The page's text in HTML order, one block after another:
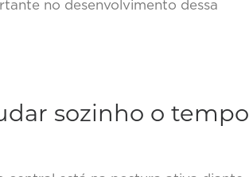
no desenvolvimento dessa
sozinho o tempo